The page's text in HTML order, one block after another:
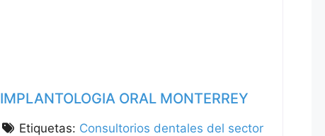
IMPLANTOLOGIA ORAL MONTERREY
Etiquetas: Consultorios dentales del sector